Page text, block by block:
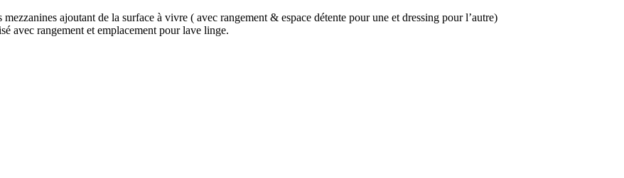
ajoutant de la surface à vivre ( avec rangement & espace détente pour une et dressing pour l’autre)
avec rangement et emplacement pour lave linge.